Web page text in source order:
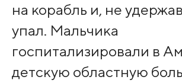
на корабль и, не
упал. Мальчика
госпитализировали в
детскую областную